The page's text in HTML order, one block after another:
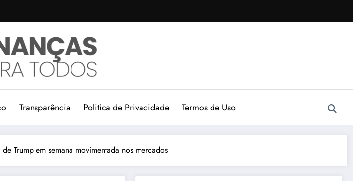
Transparência Politica de Privacidade Termos de Uso
Trump em semana movimentada nos mercados